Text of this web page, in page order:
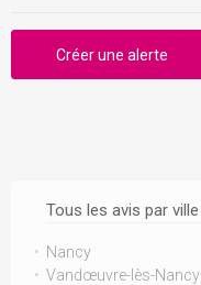
Tous les avis par ville
Nancy
Vandœuvre-lès-Nancy
Créer une alerte